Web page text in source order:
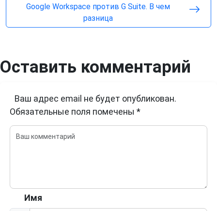
Google Workspace против G Suite. В чем
разница
Оставить комментарий
Ваш адрес email не будет опубликован.
Обязательные поля помечены *
Имя